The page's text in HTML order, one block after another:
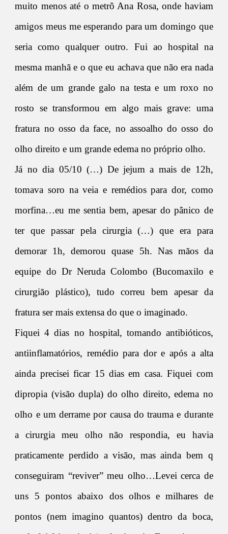
muito menos até o metrô Ana Rosa, onde haviam
amigos meus me esperando para um domingo que
seria como qualquer outro. Fui ao hospital na
mesma manhã e o que eu achava que não era nada
além de um grande galo na testa e um roxo no
rosto se transformou em algo mais grave: uma
fratura no osso da face, no assoalho do osso do
olho direito e um grande edema no próprio olho.
Já no dia 05/10 (…) De jejum a mais de 12h,
tomava soro na veia e remédios para dor, como
morfina…eu me sentia bem, apesar do pânico de
ter que passar pela cirurgia (…) que era para
demorar 1h, demorou quase 5h. Nas mãos da
equipe do Dr Neruda Colombo (Bucomaxilo e
cirurgião plástico), tudo correu bem apesar da
fratura ser mais extensa do que o imaginado.
Fiquei 4 dias no hospital, tomando antibióticos,
antiinflamatórios, remédio para dor e após a alta
ainda precisei ficar 15 dias em casa. Fiquei com
dipropia (visão dupla) do olho direito, edema no
olho e um derrame por causa do trauma e durante
a cirurgia meu olho não respondia, eu havia
praticamente perdido a visão, mas ainda bem q
conseguiram “reviver” meu olho…Levei cerca de
uns 5 pontos abaixo dos olhos e milhares de
pontos (nem imagino quantos) dentro da boca,